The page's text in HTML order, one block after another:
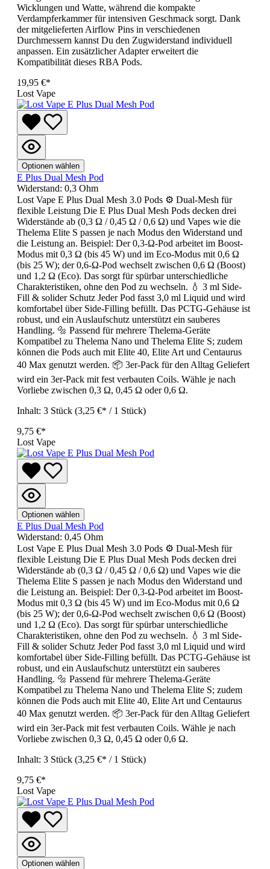
Wicklungen und Watte, während die kompakte
Verdampferkammer für intensiven Geschmack sorgt. Dank
der mitgelieferten Airflow Pins in verschiedenen
Durchmessern kannst Du den Zugwiderstand individuell
anpassen. Ein zusätzlicher Adapter erweitert die
Kompatibilität dieses RBA Pods.
19,95 €*
Lost Vape
Optionen wählen
E Plus Dual Mesh Pod
Widerstand: 0,3 Ohm
Lost Vape E Plus Dual Mesh 3.0 Pods ⚙️ Dual-Mesh für
flexible Leistung Die E Plus Dual Mesh Pods decken drei
Widerstände ab (0,3 Ω / 0,45 Ω / 0,6 Ω) und Vapes wie die
Thelema Elite S passen je nach Modus den Widerstand und
die Leistung an. Beispiel: Der 0,3-Ω-Pod arbeitet im Boost-
Modus mit 0,3 Ω (bis 45 W) und im Eco-Modus mit 0,6 Ω
(bis 25 W); der 0,6-Ω-Pod wechselt zwischen 0,6 Ω (Boost)
und 1,2 Ω (Eco). Das sorgt für spürbar unterschiedliche
Charakteristiken, ohne den Pod zu wechseln. 💧 3 ml Side-
Fill & solider Schutz Jeder Pod fasst 3,0 ml Liquid und wird
komfortabel über Side-Filling befüllt. Das PCTG-Gehäuse ist
robust, und ein Auslaufschutz unterstützt ein sauberes
Handling. 🔩 Passend für mehrere Thelema-Geräte
Kompatibel zu Thelema Nano und Thelema Elite S; zudem
können die Pods auch mit Elite 40, Elite Art und Centaurus
40 Max genutzt werden. 📦 3er-Pack für den Alltag Geliefert
wird ein 3er-Pack mit fest verbauten Coils. Wähle je nach
Vorliebe zwischen 0,3 Ω, 0,45 Ω oder 0,6 Ω.
Inhalt: 3 Stück (3,25 €* / 1 Stück)
9,75 €*
Lost Vape
Optionen wählen
E Plus Dual Mesh Pod
Widerstand: 0,45 Ohm
Lost Vape E Plus Dual Mesh 3.0 Pods ⚙️ Dual-Mesh für
flexible Leistung Die E Plus Dual Mesh Pods decken drei
Widerstände ab (0,3 Ω / 0,45 Ω / 0,6 Ω) und Vapes wie die
Thelema Elite S passen je nach Modus den Widerstand und
die Leistung an. Beispiel: Der 0,3-Ω-Pod arbeitet im Boost-
Modus mit 0,3 Ω (bis 45 W) und im Eco-Modus mit 0,6 Ω
(bis 25 W); der 0,6-Ω-Pod wechselt zwischen 0,6 Ω (Boost)
und 1,2 Ω (Eco). Das sorgt für spürbar unterschiedliche
Charakteristiken, ohne den Pod zu wechseln. 💧 3 ml Side-
Fill & solider Schutz Jeder Pod fasst 3,0 ml Liquid und wird
komfortabel über Side-Filling befüllt. Das PCTG-Gehäuse ist
robust, und ein Auslaufschutz unterstützt ein sauberes
Handling. 🔩 Passend für mehrere Thelema-Geräte
Kompatibel zu Thelema Nano und Thelema Elite S; zudem
können die Pods auch mit Elite 40, Elite Art und Centaurus
40 Max genutzt werden. 📦 3er-Pack für den Alltag Geliefert
wird ein 3er-Pack mit fest verbauten Coils. Wähle je nach
Vorliebe zwischen 0,3 Ω, 0,45 Ω oder 0,6 Ω.
Inhalt: 3 Stück (3,25 €* / 1 Stück)
9,75 €*
Lost Vape
Optionen wählen